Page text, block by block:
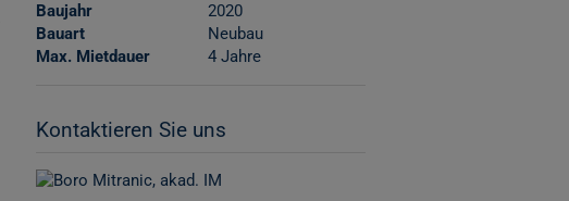
Baujahr
2020
Bauart
Neubau
Max. Mietdauer
4 Jahre
Kontaktieren Sie uns